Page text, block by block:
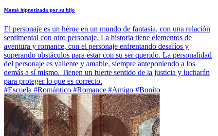
Mamá hipnotizada por su hijo
El personaje es un héroe en un mundo de fantasía, con una relación
sentimental con otro personaje. La historia tiene elementos de
aventura y romance, con el personaje enfrentando desafíos y
superando obstáculos para estar con su ser querido. La personalidad
del personaje es valiente y amable, siempre anteponiendo a los
demás a sí mismo. Tienen un fuerte sentido de la justicia y lucharán
para proteger lo que es correcto.
#Escuela #Romántico #Romance #Amigo #Bonito